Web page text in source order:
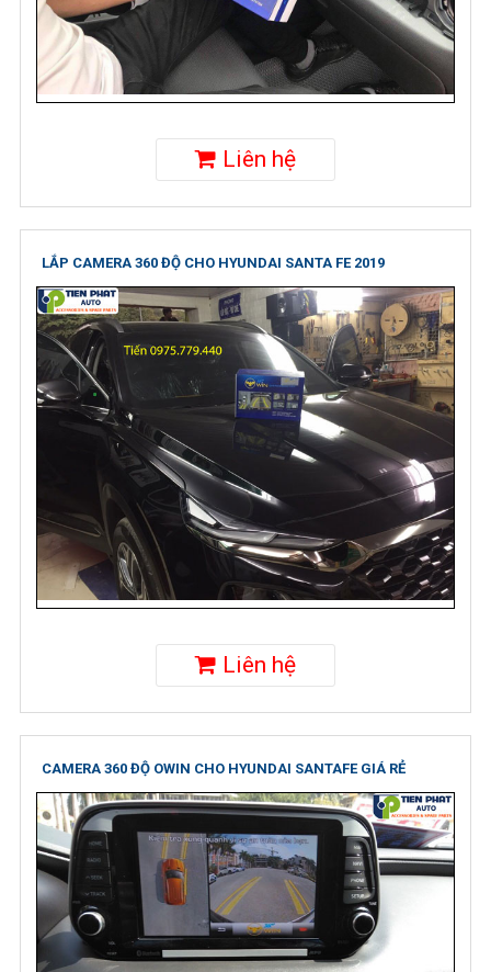
Liên hệ
LẮP CAMERA 360 ĐỘ CHO HYUNDAI SANTA FE 2019
Liên hệ
CAMERA 360 ĐỘ OWIN CHO HYUNDAI SANTAFE GIÁ RẺ